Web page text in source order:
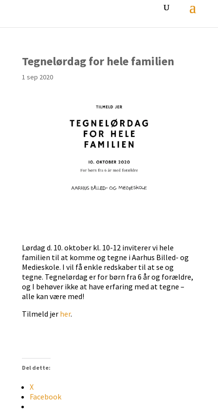
Tegnelørdag for hele familien
1 sep 2020
Lørdag d. 10. oktober kl. 10-12 inviterer vi hele
familien til at komme og tegne i Aarhus Billed- og
Medieskole. I vil få enkle redskaber til at se og
tegne. Tegnelørdag er for børn fra 6 år og forældre,
og I behøver ikke at have erfaring med at tegne –
alle kan være med!
Tilmeld jer her.
Del dette:
X
Facebook